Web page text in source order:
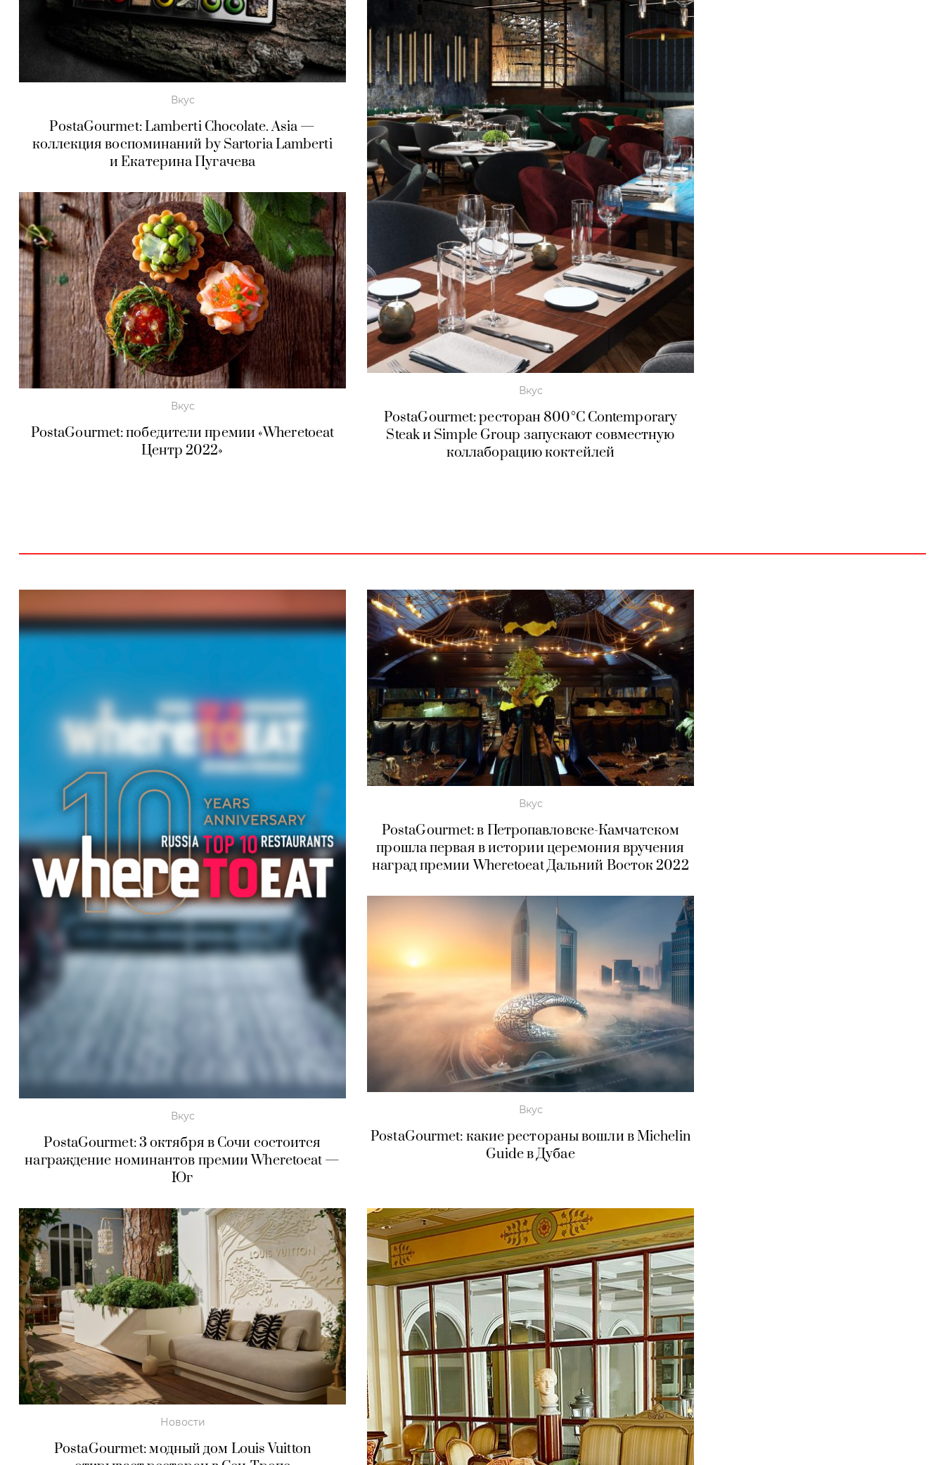
Вкус
PostaGourmet: Lamberti Chocolate. Asia —
коллекция воспоминаний by Sartoria Lamberti
и Екатерина Пугачева
Вкус
PostaGourmet: победители премии «Wheretoeat
Центр 2022»
Вкус
PostaGourmet: ресторан 800°С Contemporary
Steak и Simple Group запускают совместную
коллаборацию коктейлей
Вкус
PostaGourmet: 3 октября в Сочи состоится
награждение номинантов премии Wheretoeat —
Юг
Вкус
PostaGourmet: в Петропавловске-Камчатском
прошла первая в истории церемония вручения
наград премии Wheretoeat Дальний Восток 2022
Вкус
PostaGourmet: какие рестораны вошли в Michelin
Guide в Дубае
Новости
PostaGourmet: модный дом Louis Vuitton